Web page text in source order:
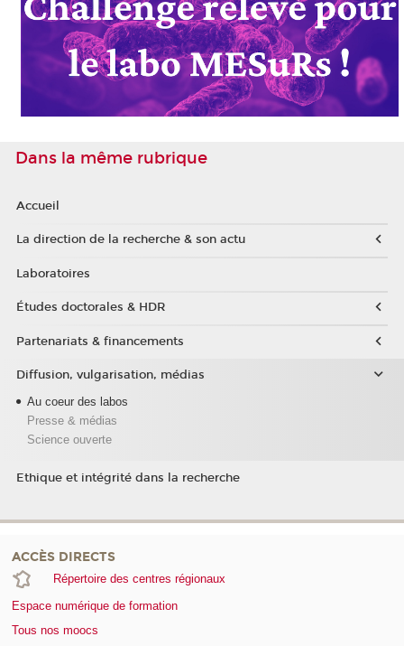
Dans la même rubrique
Accueil
La direction de la recherche & son actu
Laboratoires
Études doctorales & HDR
Partenariats & financements
Diffusion, vulgarisation, médias
Au coeur des labos
Presse & médias
Science ouverte
Ethique et intégrité dans la recherche
ACCÈS DIRECTS
Répertoire des centres régionaux
Espace numérique de formation
Tous nos moocs